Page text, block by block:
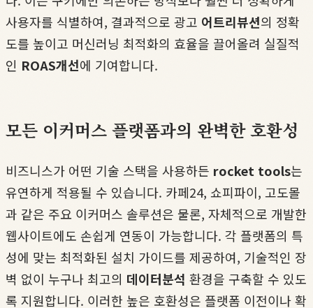
사용자를 식별하여, 결과적으로 광고 어트리뷰션의 정확
도를 높이고 머신러닝 최적화의 효율을 끌어올려 실질적
인 ROAS개선에 기여합니다.
모든 이커머스 플랫폼과의 완벽한 호환성
비즈니스가 어떤 기술 스택을 사용하든 rocket tools는
유연하게 적용될 수 있습니다. 카페24, 쇼피파이, 고도몰
과 같은 주요 이커머스 솔루션은 물론, 자체적으로 개발한
웹사이트에도 손쉽게 연동이 가능합니다. 각 플랫폼의 특
성에 맞는 최적화된 설치 가이드를 제공하여, 기술적인 장
벽 없이 누구나 최고의 데이터분석 환경을 구축할 수 있도
록 지원합니다. 이러한 높은 호환성은 플랫폼 이전이나 확